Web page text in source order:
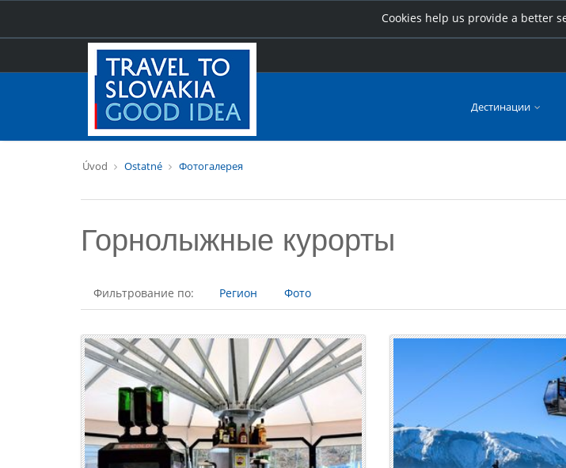
Cookies help us provide a better
Дестинации
Úvod Ostatné Фотогалерея
Горнолыжные курорты
Фильтрование по: Регион Фото